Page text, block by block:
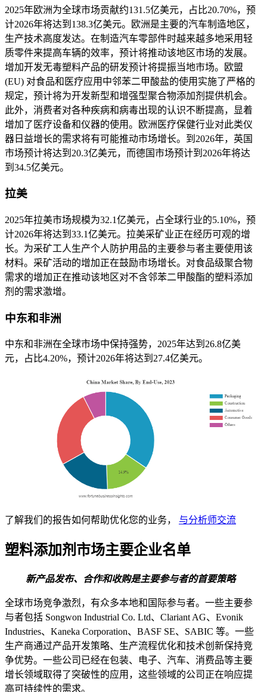
2025年欧洲为全球市场贡献约131.5亿美元，占比20.70%，预
计2026年将达到138.3亿美元。欧洲是主要的汽车制造地区，
生产技术高度发达。在制造汽车零部件时越来越多地采用轻
质零件来提高车辆的效率，预计将推动该地区市场的发展。
增加开发无毒塑料产品的研发预计将提振当地市场。欧盟
(EU) 对食品和医疗应用中邻苯二甲酸盐的使用实施了严格的
规定，预计将为开发新型和增强型聚合物添加剂提供机会。
此外，消费者对各种疾病和病毒出现的认识不断提高，显着
增加了医疗设备和仪器的使用。欧洲医疗保健行业对此类仪
器日益增长的需求将有可能推动市场增长。到2026年，英国
市场预计将达到20.3亿美元，而德国市场预计到2026年将达
到34.5亿美元。
拉美
2025年拉美市场规模为32.1亿美元，占全球行业的5.10%，预
计2026年将达到33.1亿美元。拉美采矿业正在经历可观的增
长。为采矿工人生产个人防护用品的主要参与者主要使用该
材料。采矿活动的增加正在鼓励市场增长。对食品级聚合物
需求的增加正在推动该地区对不含邻苯二甲酸酯的塑料添加
剂的需求激增。
中东和非洲
中东和非洲在全球市场中保持强势，2025年达到26.8亿美
元，占比4.20%，预计2026年将达到27.4亿美元。
了解我们的报告如何帮助优化您的业务， 与分析师交流
塑料添加剂市场主要企业名单
新产品发布、合作和收购是主要参与者的首要策略
全球市场竞争激烈，有众多本地和国际参与者。一些主要参
与者包括 Songwon Industrial Co. Ltd、Clariant AG、Evonik
Industries、Kaneka Corporation、BASF SE、SABIC 等。一些
生产商通过产品开发策略、生产流程优化和技术创新保持竞
争优势。一些公司已经在包装、电子、汽车、消费品等主要
增长领域取得了突破性的应用，这些领域的公司正在响应提
高可持续性的需求。